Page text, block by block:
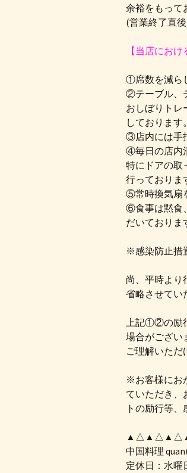
余裕をもって
(営業終了直
【当店にお
①席数を減ら
②テーブル、
おしぼりトレ
しております。
③店内には手
④毎日の店内
特にドアの取
行っておりま
⑤常時換気扇
⑥食事は黙食
だいておりま
※感染防止措
尚、平時より
省略させてい
上記①②の励
場合がござい
ご理解いただ
※お客様にお
ていただき、
トの励行等
中国料理
定休日：水曜